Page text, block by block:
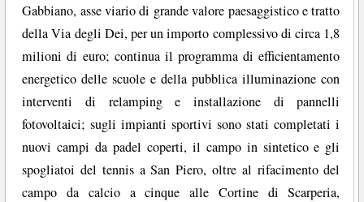
Gabbiano, asse viario di grande valore paesaggistico e tratto
della Via degli Dei, per un importo complessivo di circa 1,8
milioni di euro; continua il programma di efficientamento
energetico delle scuole e della pubblica illuminazione con
interventi di relamping e installazione di pannelli
fotovoltaici; sugli impianti sportivi sono stati completati i
nuovi campi da padel coperti, il campo in sintetico e gli
spogliatoi del tennis a San Piero, oltre al rifacimento del
campo da calcio a cinque alle Cortine di Scarperia,